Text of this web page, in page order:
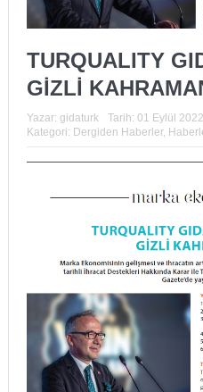
TURQUALITY
GİZLİ
Yazar: gidaturk Tarih: 01 Eylül 2022
Kategori: Dergiden Haberler,